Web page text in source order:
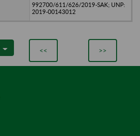
992700/611/626/2019-SAK; UNP:
2019-00143012
<< >>